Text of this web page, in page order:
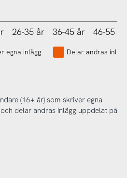
L
26-35 år 36-45 år 46-55 år
egna inlägg Delar andras inlägg
(16+ år) som skriver egna
delar andras inlägg uppdelat på